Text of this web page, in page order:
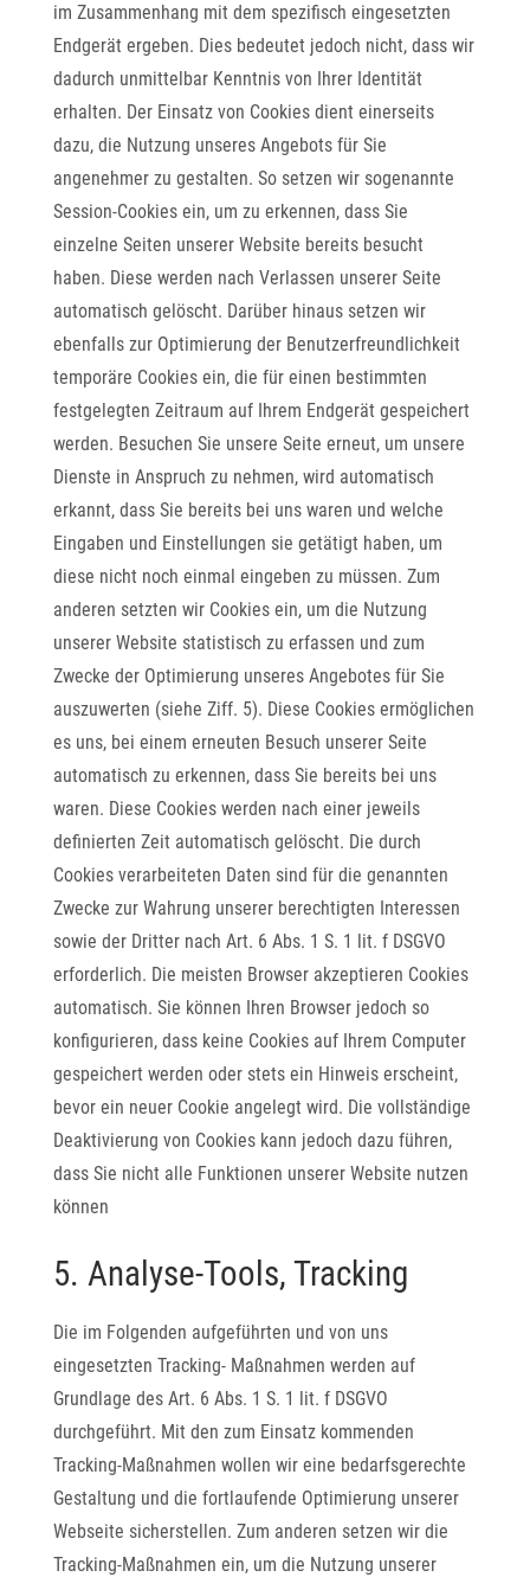
im Zusammenhang mit dem spezifisch eingesetzten
Endgerät ergeben. Dies bedeutet jedoch nicht, dass wir
dadurch unmittelbar Kenntnis von Ihrer Identität
erhalten. Der Einsatz von Cookies dient einerseits
dazu, die Nutzung unseres Angebots für Sie
angenehmer zu gestalten. So setzen wir sogenannte
Session-Cookies ein, um zu erkennen, dass Sie
einzelne Seiten unserer Website bereits besucht
haben. Diese werden nach Verlassen unserer Seite
automatisch gelöscht. Darüber hinaus setzen wir
ebenfalls zur Optimierung der Benutzerfreundlichkeit
temporäre Cookies ein, die für einen bestimmten
festgelegten Zeitraum auf Ihrem Endgerät gespeichert
werden. Besuchen Sie unsere Seite erneut, um unsere
Dienste in Anspruch zu nehmen, wird automatisch
erkannt, dass Sie bereits bei uns waren und welche
Eingaben und Einstellungen sie getätigt haben, um
diese nicht noch einmal eingeben zu müssen. Zum
anderen setzten wir Cookies ein, um die Nutzung
unserer Website statistisch zu erfassen und zum
Zwecke der Optimierung unseres Angebotes für Sie
auszuwerten (siehe Ziff. 5). Diese Cookies ermöglichen
es uns, bei einem erneuten Besuch unserer Seite
automatisch zu erkennen, dass Sie bereits bei uns
waren. Diese Cookies werden nach einer jeweils
definierten Zeit automatisch gelöscht. Die durch
Cookies verarbeiteten Daten sind für die genannten
Zwecke zur Wahrung unserer berechtigten Interessen
sowie der Dritter nach Art. 6 Abs. 1 S. 1 lit. f DSGVO
erforderlich. Die meisten Browser akzeptieren Cookies
automatisch. Sie können Ihren Browser jedoch so
konfigurieren, dass keine Cookies auf Ihrem Computer
gespeichert werden oder stets ein Hinweis erscheint,
bevor ein neuer Cookie angelegt wird. Die vollständige
Deaktivierung von Cookies kann jedoch dazu führen,
dass Sie nicht alle Funktionen unserer Website nutzen
können
5. Analyse-Tools, Tracking
Die im Folgenden aufgeführten und von uns
eingesetzten Tracking- Maßnahmen werden auf
Grundlage des Art. 6 Abs. 1 S. 1 lit. f DSGVO
durchgeführt. Mit den zum Einsatz kommenden
Tracking-Maßnahmen wollen wir eine bedarfsgerechte
Gestaltung und die fortlaufende Optimierung unserer
Webseite sicherstellen. Zum anderen setzen wir die
Tracking-Maßnahmen ein, um die Nutzung unserer